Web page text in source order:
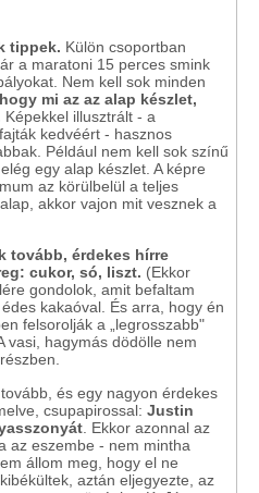
tippek. Külön csoportban
a maratoni 15 perces smink
Nem kell sok minden
mi az az alap készlet,
Képekkel illusztrált - a
kedvéért - hasznos
Például nem kell sok színű
egy alap készlet. A képre
az körülbelül a teljes
akkor vajon mit vesznek a
tovább, érdekes hírre
cukor, só, liszt. (Ekkor
gondolok, amit befaltam
kakaóval. És arra, hogy én
felsorolják a „legrosszabb"
vasi, hagymás dödölle nem
és egy nagyon érdekes
csupapirossal: Justin
. Ekkor azonnal az
az eszembe - nem mintha
állom meg, hogy el ne
aztán eljegyezte, az